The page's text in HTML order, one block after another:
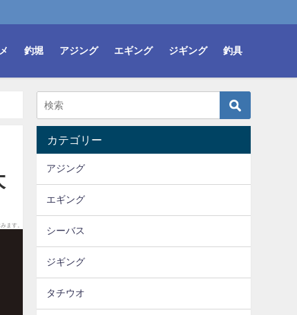
釣堀 アジング エギング ジギング 釣具
ます。
カテゴリー
アジング
エギング
シーバス
ジギング
タチウオ